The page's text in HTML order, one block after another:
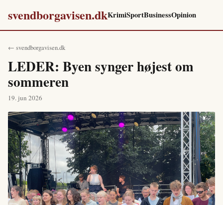
svendborgavisen.dkKrimiSportBusinessOpinion
← svendborgavisen.dk
LEDER: Byen synger højest om
sommeren
19. jun 2026